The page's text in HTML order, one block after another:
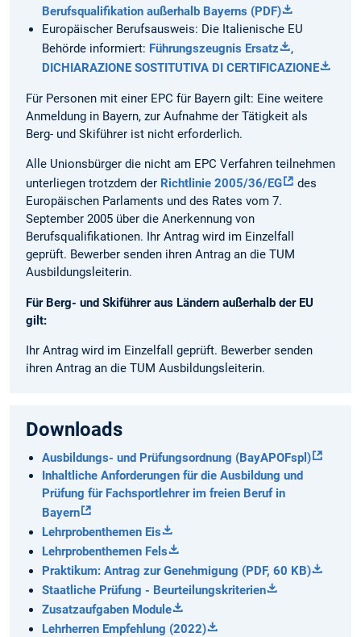
Berufsqualifikation außerhalb Bayerns (PDF)
Europäischer Berufsausweis: Die Italienische EU
Behörde informiert: Führungszeugnis Ersatz
,
DICHIARAZIONE SOSTITUTIVA DI CERTIFICAZIONE
Für Personen mit einer EPC für Bayern gilt: Eine weitere
Anmeldung in Bayern, zur Aufnahme der Tätigkeit als
Berg- und Skiführer ist nicht erforderlich.
Alle Unionsbürger die nicht am EPC Verfahren teilnehmen
unterliegen trotzdem der Richtlinie 2005/36/EG
des
Europäischen Parlaments und des Rates vom 7.
September 2005 über die Anerkennung von
Berufsqualifikationen. Ihr Antrag wird im Einzelfall
geprüft. Bewerber senden ihren Antrag an die TUM
Ausbildungsleiterin.
Für Berg- und Skiführer aus Ländern außerhalb der EU
gilt:
Ihr Antrag wird im Einzelfall geprüft. Bewerber senden
ihren Antrag an die TUM Ausbildungsleiterin.
Downloads
Ausbildungs- und Prüfungsordnung (BayAPOFspl)
Inhaltliche Anforderungen für die Ausbildung und
Prüfung für Fachsportlehrer im freien Beruf in
Bayern
Lehrprobenthemen Eis
Lehrprobenthemen Fels
Praktikum: Antrag zur Genehmigung (PDF, 60 KB)
Staatliche Prüfung - Beurteilungskriterien
Zusatzaufgaben Module
Lehrherren Empfehlung (2022)